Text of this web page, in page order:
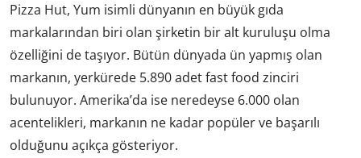
Pizza Hut, Yum isimli dünyanın en büyük gıda
markalarından biri olan şirketin bir alt kuruluşu olma
özelliğini de taşıyor. Bütün dünyada ün yapmış olan
markanın, yerkürede 5.890 adet fast food zinciri
bulunuyor. Amerika’da ise neredeyse 6.000 olan
acentelikleri, markanın ne kadar popüler ve başarılı
olduğunu açıkça gösteriyor.